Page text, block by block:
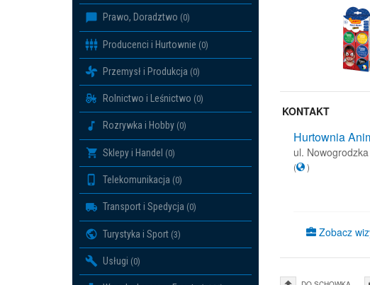
Prawo, Doradztwo (0)
Producenci i Hurtownie (0)
Przemysł i Produkcja (0)
Rolnictwo i Leśnictwo (0)
Rozrywka i Hobby (0)
Sklepy i Handel (0)
Telekomunikacja (0)
Transport i Spedycja (0)
Turystyka i Sport (3)
Usługi (0)
KONTAKT
Hurtownia
ul.
( )
Zobacz